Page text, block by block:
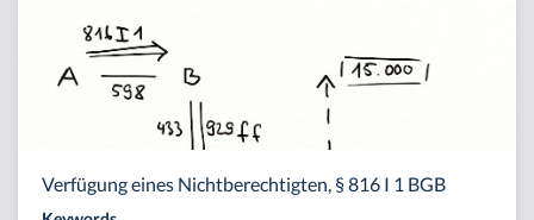
Verfügung eines Nichtberechtigten, § 816 I 1 BGB